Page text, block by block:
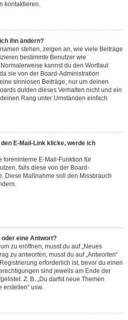
kontaktieren.
ihn ändern?
stehen, zeigen an, wie viele Beiträge
bestimmte Benutzer wie
kannst du den Wortlaut
sie von der Board-Administration
sinnlosen Beiträge, nur um deinen
dulden dieses Verhalten nicht und ein
Rang unter Umständen einfach
E-Mail-Link klicke, werde ich
foreninterne E-Mail-Funktion für
falls diese von der Board-
Diese Maßnahme soll den Missbrauch
eine Antwort?
zu eröffnen, musst du auf „Neues
zu antworten, musst du auf „Antworten“
erforderlich ist, bevor du einen
sind jeweils am Ende der
Z. B. „Du darfst neue Themen
erstellen“ usw.